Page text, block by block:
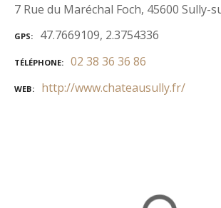
7 Rue du Maréchal Foch, 45600 Sully-
GPS 47.7669109, 2.3754336
TÉLÉPHONE 02 38 36 36 86
WEB http://www.chateausully.fr/